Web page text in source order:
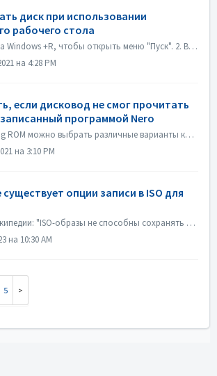
диск при использовании
рабочего стола
1. Нажмите на Windows +R, чтобы открыть меню "Пуск". 2. Введите gpedit.msc в поле поиска и нажмите клавишу [Enter] на клавиатуре. Откроется редак...
на 4:28 PM
если дисковод не смог прочитать
записанный программой Nero
В Nero Burning ROM можно выбрать различные варианты компиляции. Если вы записали диск UDF, но совместимость вашего дисковода и UDF не очень хорошая, это м...
на 3:10 PM
опции записи в ISO для
Согласно Википедии: "ISO-образы не способны сохранять и воссоздавать CD-Audio диски, из-за того, что CD-Audio диски не используют компьютерную файлову...
на 10:30 AM
5